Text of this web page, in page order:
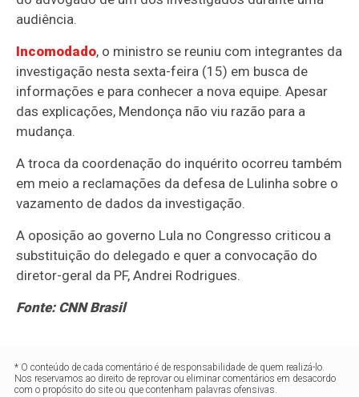
audiência.
Incomodado, o ministro se reuniu com integrantes da
investigação nesta sexta-feira (15) em busca de
informações e para conhecer a nova equipe. Apesar
das explicações, Mendonça não viu razão para a
mudança.
A troca da coordenação do inquérito ocorreu também
em meio a reclamações da defesa de Lulinha sobre o
vazamento de dados da investigação.
A oposição ao governo Lula no Congresso criticou a
substituição do delegado e quer a convocação do
diretor-geral da PF, Andrei Rodrigues.
Fonte: CNN Brasil
* O conteúdo de cada comentário é de responsabilidade de quem realizá-lo.
Nos reservamos ao direito de reprovar ou eliminar comentários em desacordo
com o propósito do site ou que contenham palavras ofensivas.